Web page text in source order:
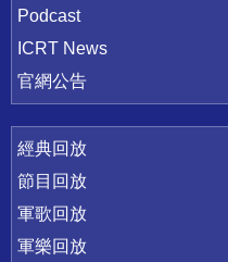
Podcast
ICRT News
官網公告
經典回放
節目回放
軍歌回放
軍樂回放